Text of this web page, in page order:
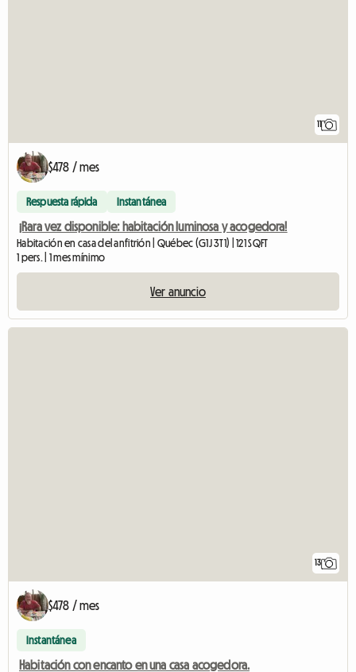
$478 / mes
Respuesta rápida Instantánea
¡Rara vez disponible: habitación luminosa y acogedora!
Habitación en casa del anfitrión | Québec (G1J 3T1) | 121 SQFT
1 pers. | 1 mes mínimo
Ver anuncio
13
$478 / mes
Instantánea
Habitación con encanto en una casa acogedora.